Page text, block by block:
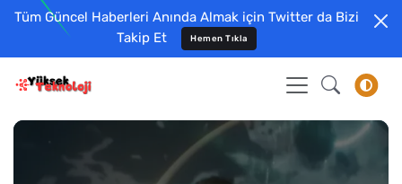
Tüm Güncel Haberleri Anında Almak için Twitter da Bizi
Takip Et
Hemen Tıkla